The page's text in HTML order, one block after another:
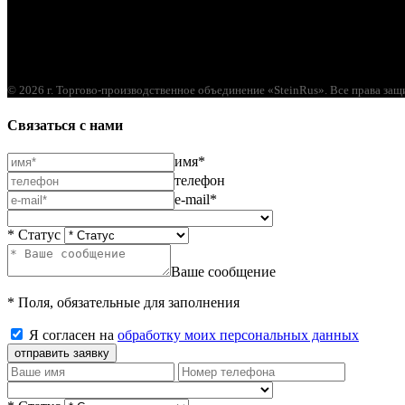
© 2026 г. Торгово-производственное объединение «SteinRus». Все права
Связаться с нами
имя*
телефон
e-mail*
* Статус
Ваше сообщение
* Поля, обязательные для заполнения
Я согласен на обработку моих персональных данных
отправить заявку